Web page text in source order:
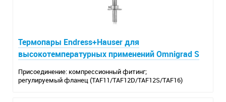
Может быть заблокирован в открытом положении
при установке с ручным дублером.
Термопары Endress+Hauser для
высокотемпературных применений Omnigrad S
Присоединение: компрессионный фитинг;
регулируемый фланец (TAF11/TAF12D/TAF12S/TAF16)